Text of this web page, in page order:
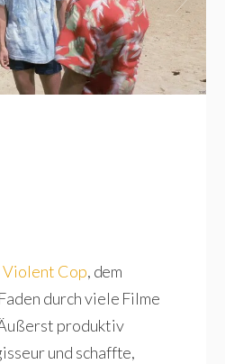
Violent Cop, dem
durch viele Filme
produktiv
und schaffte,